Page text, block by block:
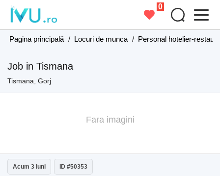
0
Pagina principală / Locuri de munca / Personal hotelier-
Job in Tismana
Tismana, Gorj
Fara imagini
Acum 3 luni ID #50353